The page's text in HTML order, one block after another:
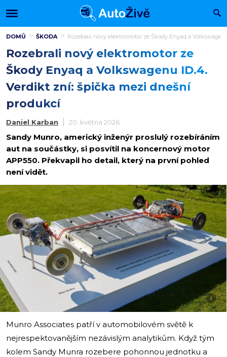
DOMŮ ŠKODA Rozebrali nový elektromotor ze Škody Enyaq a
Rozebrali nový elektromotor ze
Škody Enyaq a Volkswagenu ID.4.
Verdikt zní: špička mezi dnešní
produkcí
Daniel Karban 20. května 2026
Sandy Munro, americký inženýr proslulý rozebíráním
aut na součástky, si posvítil na koncernový motor
APP550. Překvapil ho detail, který na první pohled
není vidět.
i
Munro Associates patří v automobilovém světě k
nejrespektovanějším nezávislým analytikům. Když tým
kolem Sandy Munra rozebere pohonnou jednotku a